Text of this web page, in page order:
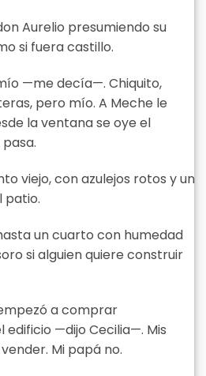
Aurelio presumiendo su
si fuera castillo.
—me decía—. Chiquito,
pero mío. A Meche le
la ventana se oye el
viejo, con azulejos rotos y un
patio.
un cuarto con humedad
si alguien quiere construir
a comprar
—dijo Cecilia—. Mis
Mi papá no.